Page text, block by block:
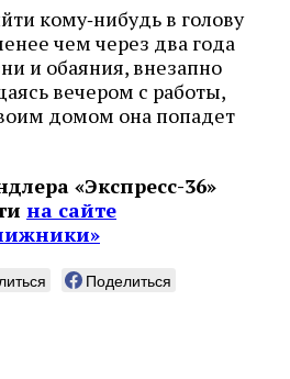
кому‑нибудь в голову
чем через два года
и обаяния, внезапно
вечером с работы,
домом она попадет
«Экспресс-36»
на сайте
Поделиться